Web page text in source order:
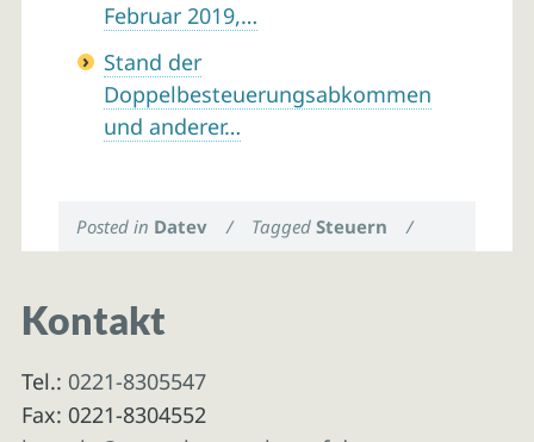
Februar 2019,…
Stand der
Doppelbesteuerungsabkommen
und anderer…
Posted in Datev / TaggedSteuern /
Kontakt
Tel.: 0221-8305547
Fax: 0221-8304552